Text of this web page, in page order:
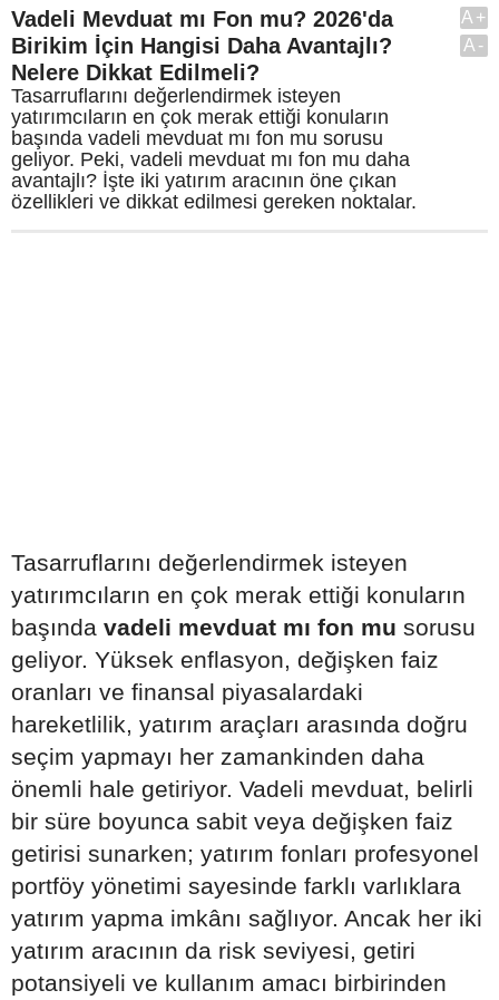
Vadeli Mevduat mı Fon mu? 2026'da
Birikim İçin Hangisi Daha Avantajlı?
Nelere Dikkat Edilmeli?
Tasarruflarını değerlendirmek isteyen
yatırımcıların en çok merak ettiği konuların
başında vadeli mevduat mı fon mu sorusu
geliyor. Peki, vadeli mevduat mı fon mu daha
avantajlı? İşte iki yatırım aracının öne çıkan
özellikleri ve dikkat edilmesi gereken noktalar.
A+
A-
Tasarruflarını değerlendirmek isteyen
yatırımcıların en çok merak ettiği konuların
başında vadeli mevduat mı fon mu sorusu
geliyor. Yüksek enflasyon, değişken faiz
oranları ve finansal piyasalardaki
hareketlilik, yatırım araçları arasında doğru
seçim yapmayı her zamankinden daha
önemli hale getiriyor. Vadeli mevduat, belirli
bir süre boyunca sabit veya değişken faiz
getirisi sunarken; yatırım fonları profesyonel
portföy yönetimi sayesinde farklı varlıklara
yatırım yapma imkânı sağlıyor. Ancak her iki
yatırım aracının da risk seviyesi, getiri
potansiyeli ve kullanım amacı birbirinden